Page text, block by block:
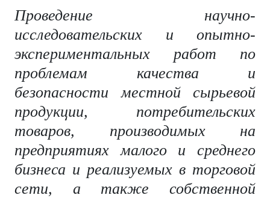
Проведение научно-
исследовательских и опытно-
экспериментальных работ по
проблемам качества и
безопасности местной сырьевой
продукции, потребительских
товаров, производимых на
предприятиях малого и среднего
бизнеса и реализуемых в торговой
сети, а также собственной